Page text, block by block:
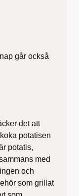
går också
det att
potatisen
potatis,
med
och
som grillat